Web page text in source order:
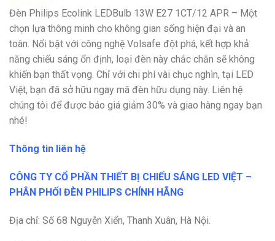
Đèn Philips Ecolink LEDBulb 13W E27 1CT/12 APR – Một
chọn lựa thông minh cho không gian sống hiện đại và an
toàn. Nổi bật với công nghệ Volsafe đột phá, kết hợp khả
năng chiếu sáng ổn định, loại đèn này chắc chắn sẽ không
khiến bạn thất vọng. Chỉ với chi phí vài chục nghìn, tại LED
Việt, bạn đã sở hữu ngay mã đèn hữu dụng này. Liên hệ
chúng tôi để được báo giá giảm 30% và giao hàng ngay bạn
nhé!
Thông tin liên hệ
CÔNG TY CỔ PHẦN THIẾT BỊ CHIẾU SÁNG LED VIỆT –
PHÂN PHỐI ĐÈN PHILIPS CHÍNH HÃNG
Địa chỉ: Số 68 Nguyễn Xiển, Thanh Xuân, Hà Nội.